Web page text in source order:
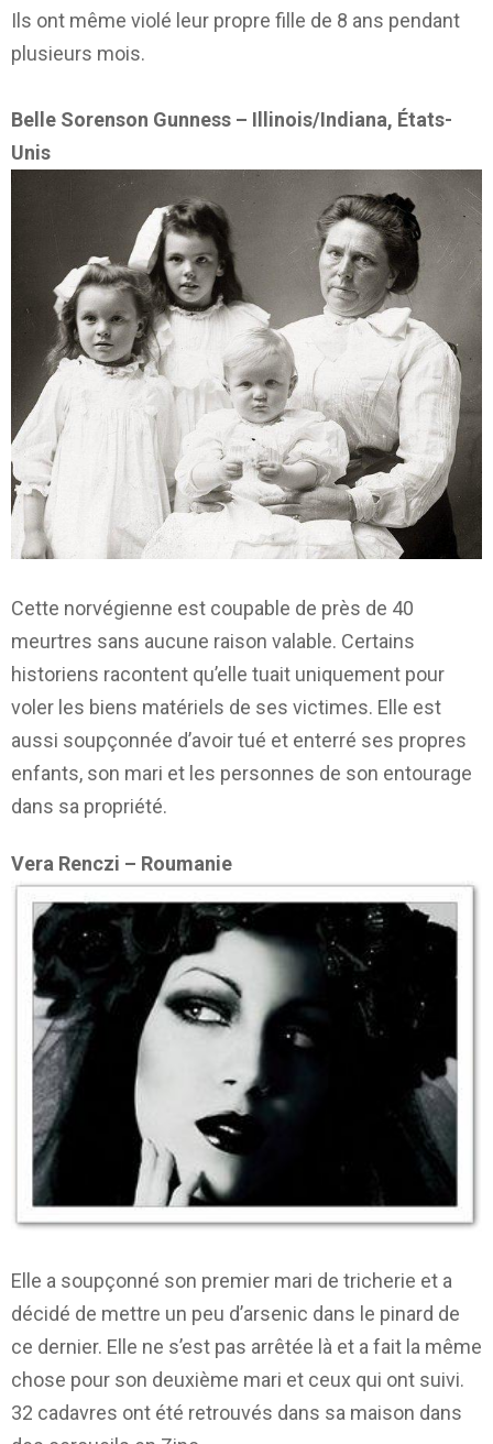
Ils ont même violé leur propre fille de 8 ans pendant
plusieurs mois.
Belle Sorenson Gunness – Illinois/Indiana, États-
Unis
Cette norvégienne est coupable de près de 40
meurtres sans aucune raison valable. Certains
historiens racontent qu’elle tuait uniquement pour
voler les biens matériels de ses victimes. Elle est
aussi soupçonnée d’avoir tué et enterré ses propres
enfants, son mari et les personnes de son entourage
dans sa propriété.
Vera Renczi – Roumanie
Elle a soupçonné son premier mari de tricherie et a
décidé de mettre un peu d’arsenic dans le pinard de
ce dernier. Elle ne s’est pas arrêtée là et a fait la même
chose pour son deuxième mari et ceux qui ont suivi.
32 cadavres ont été retrouvés dans sa maison dans